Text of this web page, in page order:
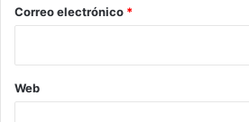
*
Correo electrónico *
Web